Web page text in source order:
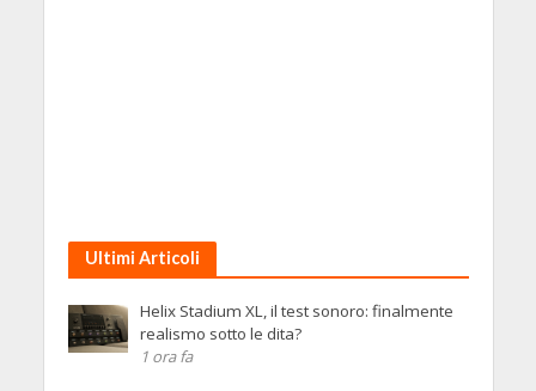
Ultimi Articoli
Helix Stadium XL, il test sonoro: finalmente
realismo sotto le dita?
1 ora fa